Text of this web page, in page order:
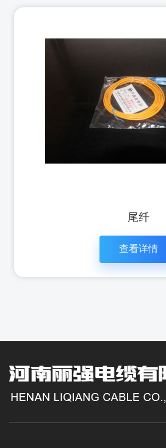
尾纤
查看详情